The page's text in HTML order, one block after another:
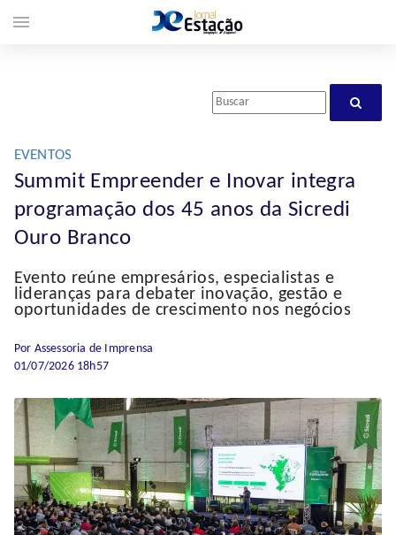
EVENTOS
Summit Empreender e Inovar integra
programação dos 45 anos da Sicredi
Ouro Branco
Evento reúne empresários, especialistas e
lideranças para debater inovação, gestão e
oportunidades de crescimento nos negócios
Por Assessoria de Imprensa
01/07/2026 18h57
menu